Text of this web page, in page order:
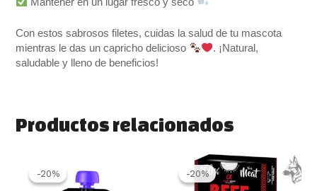
Con estos sabrosos filetes, cuidas la salud de tu mascota
mientras le das un capricho delicioso
. ¡Natural,
saludable y lleno de beneficios!
Productos relacionados
-20%
-20%precio
original
precio
actual
-20%
-20%
El
precio
original
El
precio
actual